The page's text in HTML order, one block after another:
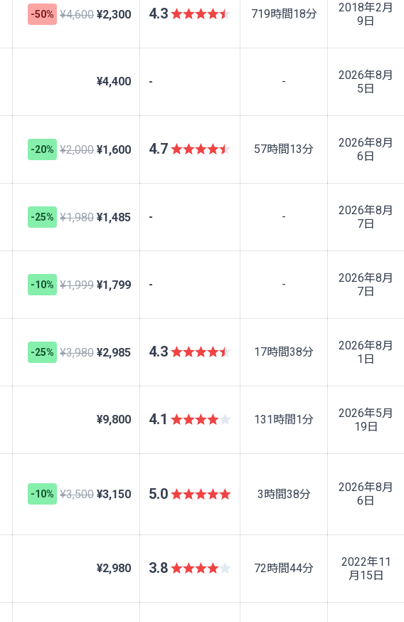
-50% ¥4,600 ¥2,300 4.3 719時間18分
2018年2月
9日
¥4,400 - -
2026年8月
5日
-20% ¥2,000 ¥1,600 4.7 57時間13分
2026年8月
6日
-25% ¥1,980 ¥1,485 - -
2026年8月
7日
-10% ¥1,999 ¥1,799 - -
2026年8月
7日
-25% ¥3,980 ¥2,985 4.3 17時間38分
2026年8月
1日
¥9,800 4.1 131時間1分
2026年5月
19日
-10% ¥3,500 ¥3,150 5.0 3時間38分
2026年8月
6日
¥2,980 3.8 72時間44分
2022年11
月15日